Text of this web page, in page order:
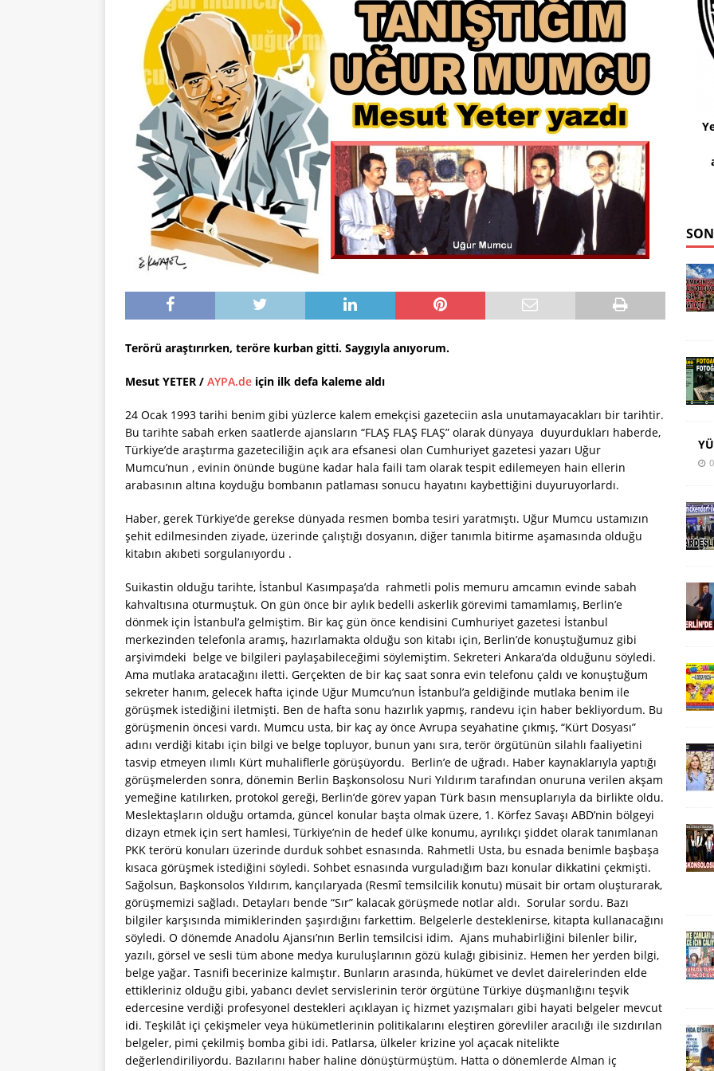
Terörü araştırırken, teröre kurban gitti. Saygıyla anıyorum.
Mesut YETER / AYPA.de için ilk defa kaleme aldı
24 Ocak 1993 tarihi benim gibi yüzlerce kalem emekçisi gazeteciin asla unutamayacakları bir tarihtir.
Bu tarihte sabah erken saatlerde ajansların “FLAŞ FLAŞ FLAŞ” olarak dünyaya duyurdukları haberde,
Türkiye’de araştırma gazeteciliğin açık ara efsanesi olan Cumhuriyet gazetesi yazarı Uğur
Mumcu’nun , evinin önünde bugüne kadar hala faili tam olarak tespit edilemeyen hain ellerin
arabasının altına koyduğu bombanın patlaması sonucu hayatını kaybettiğini duyuruyorlardı.
Haber, gerek Türkiye’de gerekse dünyada resmen bomba tesiri yaratmıştı. Uğur Mumcu ustamızın
şehit edilmesinden ziyade, üzerinde çalıştığı dosyanın, diğer tanımla bitirme aşamasında olduğu
kitabın akıbeti sorgulanıyordu .
Suikastin olduğu tarihte, İstanbul Kasımpaşa’da rahmetli polis memuru amcamın evinde sabah
kahvaltısına oturmuştuk. On gün önce bir aylık bedelli askerlik görevimi tamamlamış, Berlin’e
dönmek için İstanbul’a gelmiştim. Bir kaç gün önce kendisini Cumhuriyet gazetesi İstanbul
merkezinden telefonla aramış, hazırlamakta olduğu son kitabı için, Berlin’de konuştuğumuz gibi
arşivimdeki belge ve bilgileri paylaşabileceğimi söylemiştim. Sekreteri Ankara’da olduğunu söyledi.
Ama mutlaka aratacağını iletti. Gerçekten de bir kaç saat sonra evin telefonu çaldı ve konuştuğum
sekreter hanım, gelecek hafta içinde Uğur Mumcu’nun İstanbul’a geldiğinde mutlaka benim ile
görüşmek istediğini iletmişti. Ben de hafta sonu hazırlık yapmış, randevu için haber bekliyordum. Bu
görüşmenin öncesi vardı. Mumcu usta, bir kaç ay önce Avrupa seyahatine çıkmış, “Kürt Dosyası”
adını verdiği kitabı için bilgi ve belge topluyor, bunun yanı sıra, terör örgütünün silahlı faaliyetini
tasvip etmeyen ılımlı Kürt muhaliflerle görüşüyordu. Berlin’e de uğradı. Haber kaynaklarıyla yaptığı
görüşmelerden sonra, dönemin Berlin Başkonsolosu Nuri Yıldırım tarafından onuruna verilen akşam
yemeğine katılırken, protokol gereği, Berlin’de görev yapan Türk basın mensuplarıyla da birlikte oldu.
Meslektaşların olduğu ortamda, güncel konular başta olmak üzere, 1. Körfez Savaşı ABD’nin bölgeyi
dizayn etmek için sert hamlesi, Türkiye’nin de hedef ülke konumu, ayrılıkçı şiddet olarak tanımlanan
PKK terörü konuları üzerinde durduk sohbet esnasında. Rahmetli Usta, bu esnada benimle başbaşa
kısaca görüşmek istediğini söyledi. Sohbet esnasında vurguladığım bazı konular dikkatini çekmişti.
Sağolsun, Başkonsolos Yıldırım, kançılaryada (Resmî temsilcilik konutu) müsait bir ortam oluşturarak,
görüşmemizi sağladı. Detayları bende “Sır” kalacak görüşmede notlar aldı. Sorular sordu. Bazı
bilgiler karşısında mimiklerinden şaşırdığını farkettim. Belgelerle desteklenirse, kitapta kullanacağını
söyledi. O dönemde Anadolu Ajansı’nın Berlin temsilcisi idim. Ajans muhabirliğini bilenler bilir,
yazılı, görsel ve sesli tüm abone medya kuruluşlarının gözü kulağı gibisiniz. Hemen her yerden bilgi,
belge yağar. Tasnifi becerinize kalmıştır. Bunların arasında, hükümet ve devlet dairelerinden elde
ettikleriniz olduğu gibi, yabancı devlet servislerinin terör örgütüne Türkiye düşmanlığını teşvik
edercesine verdiği profesyonel destekleri açıklayan iç hizmet yazışmaları gibi hayati belgeler mevcut
idi. Teşkilât içi çekişmeler veya hükümetlerinin politikalarını eleştiren görevliler aracılığı ile sızdırılan
belgeler, pimi çekilmiş bomba gibi idi. Patlarsa, ülkeler krizine yol açacak nitelikte
değerlendiriliyordu. Bazılarını haber haline dönüştürmüştüm. Hatta o dönemlerde Alman iç